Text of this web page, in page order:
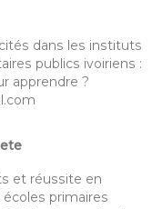
dans les instituts
publics ivoiriens :
apprendre ?
et réussite en
primaires